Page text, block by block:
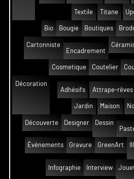
Textile Titane
Bio Bougie Boutiques
Cartonniste
Encadrement
Cosmetique Coutelier
Décoration
Adhésifs
Attrape-rêves
Jardin Maison
Découverte Designer
Dessin
Événements Gravure GreenArt
Infographie Interview